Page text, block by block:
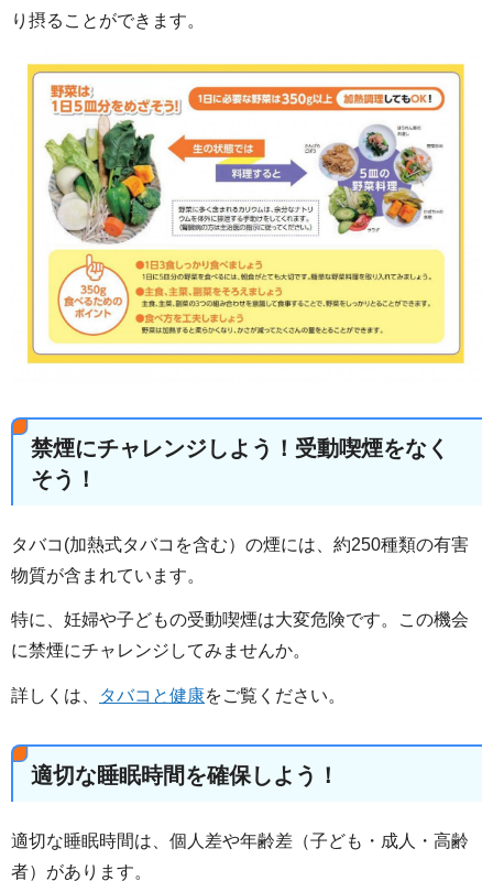
り摂ることができます。
禁煙にチャレンジしよう！受動喫煙をなく
そう！
タバコ(加熱式タバコを含む）の煙には、約250種類の有害
物質が含まれています。
特に、妊婦や子どもの受動喫煙は大変危険です。この機会
に禁煙にチャレンジしてみませんか。
詳しくは、 タバコと健康をご覧ください。
適切な睡眠時間を確保しよう！
適切な睡眠時間は、個人差や年齢差（子ども・成人・高齢
者）があります。